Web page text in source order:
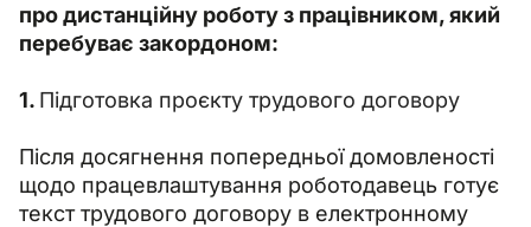
про дистанційну роботу з працівником, який
перебуває закордоном:
1. Підготовка проєкту трудового договору
Після досягнення попередньої домовленості
щодо працевлаштування роботодавець готує
текст трудового договору в електронному